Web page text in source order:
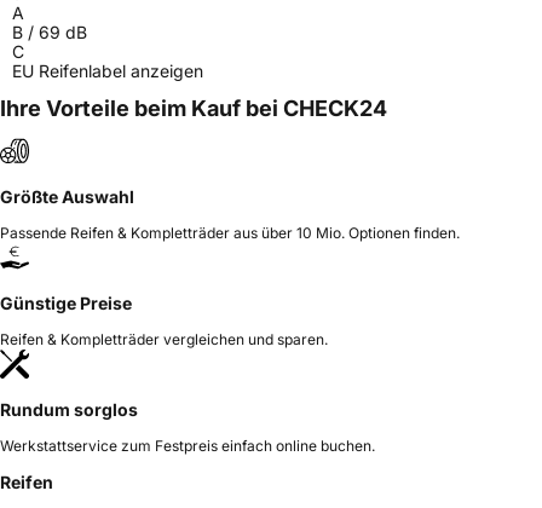
A
B / 69 dB
C
EU Reifenlabel anzeigen
Ihre Vorteile beim Kauf bei CHECK24
Größte Auswahl
Passende Reifen & Kompletträder aus über 10 Mio. Optionen finden.
Günstige Preise
Reifen & Kompletträder vergleichen und sparen.
Rundum sorglos
Werkstattservice zum Festpreis einfach online buchen.
Reifen